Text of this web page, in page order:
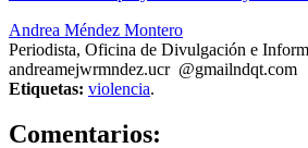
Andrea Méndez Montero
Periodista, Oficina de Divulgación e
andreamejwrmndez.ucr @gmailndqt.com
Etiquetas: violencia.
Comentarios: